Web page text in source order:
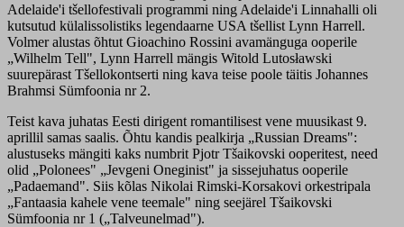
Adelaide'i tšellofestivali programmi ning Adelaide'i Linnahalli oli
kutsutud külalissolistiks legendaarne USA tšellist Lynn Harrell.
Volmer alustas õhtut Gioachino Rossini avamänguga ooperile
„Wilhelm Tell", Lynn Harrell mängis Witold Lutosławski
suurepärast Tšellokontserti ning kava teise poole täitis Johannes
Brahmsi Sümfoonia nr 2.
Teist kava juhatas Eesti dirigent romantilisest vene muusikast 9.
aprillil samas saalis. Õhtu kandis pealkirja „Russian Dreams":
alustuseks mängiti kaks numbrit Pjotr Tšaikovski ooperitest, need
olid „Polonees" „Jevgeni Oneginist" ja sissejuhatus ooperile
„Padaemand". Siis kõlas Nikolai Rimski-Korsakovi orkestripala
„Fantaasia kahele vene teemale" ning seejärel Tšaikovski
Sümfoonia nr 1 („Talveunelmad").